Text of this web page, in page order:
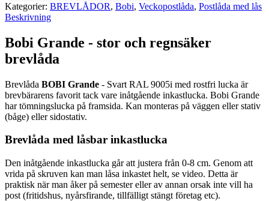
Kategorier: BREVLÅDOR, Bobi, Veckopostlåda, Postlåda med lås
Beskrivning
Bobi Grande - stor och regnsäker
brevlåda
Brevlåda BOBI Grande - Svart RAL 9005i med rostfri lucka är
brevbärarens favorit tack vare inåtgående inkastlucka. Bobi Grande
har tömningslucka på framsida. Kan monteras på väggen eller stativ
(båge) eller sidostativ.
Brevlåda med låsbar inkastlucka
Den inåtgående inkastlucka går att justera från 0-8 cm. Genom att
vrida på skruven kan man låsa inkastet helt, se video. Detta är
praktisk när man åker på semester eller av annan orsak inte vill ha
post (fritidshus, nyårsfirande, tillfälligt stängt företag etc).